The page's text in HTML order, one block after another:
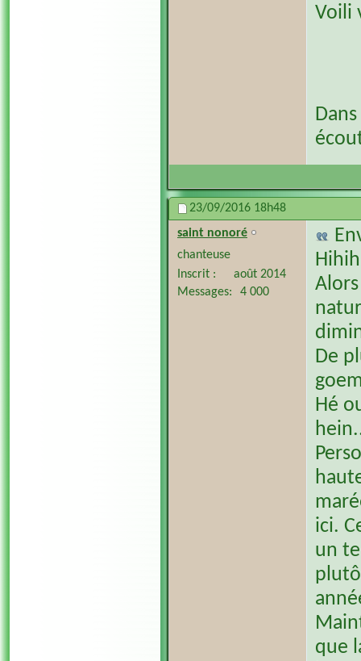
Voili
23/09/2016 18h48
saint nonoré
chanteuse
Inscrit
août 2014
Messages
4 000
De
Hé
ici.
un
que